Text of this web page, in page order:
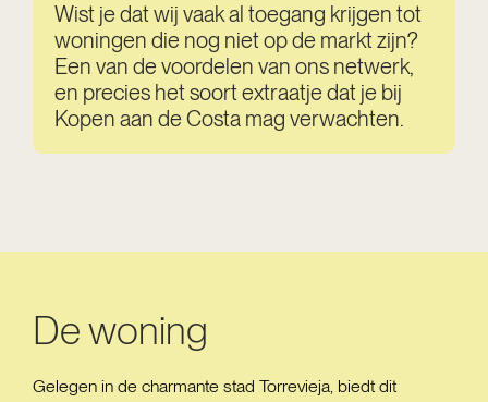
Wist je dat wij vaak al toegang krijgen tot
woningen die nog niet op de markt zijn?
Een van de voordelen van ons netwerk,
en precies het soort extraatje dat je bij
Kopen aan de Costa mag verwachten.
De woning
Gelegen in de charmante stad Torrevieja, biedt dit